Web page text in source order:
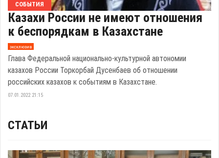
СОБЫТИЯ
Казахи России не имеют отношения
к беспорядкам в Казахстане
эксклюзив
Глава Федеральной национально-культурной автономии
казахов России Торкорбай Дусенбаев об отношении
российских казахов к событиям в Казахстане.
07.01.2022 21:15
СТАТЬИ